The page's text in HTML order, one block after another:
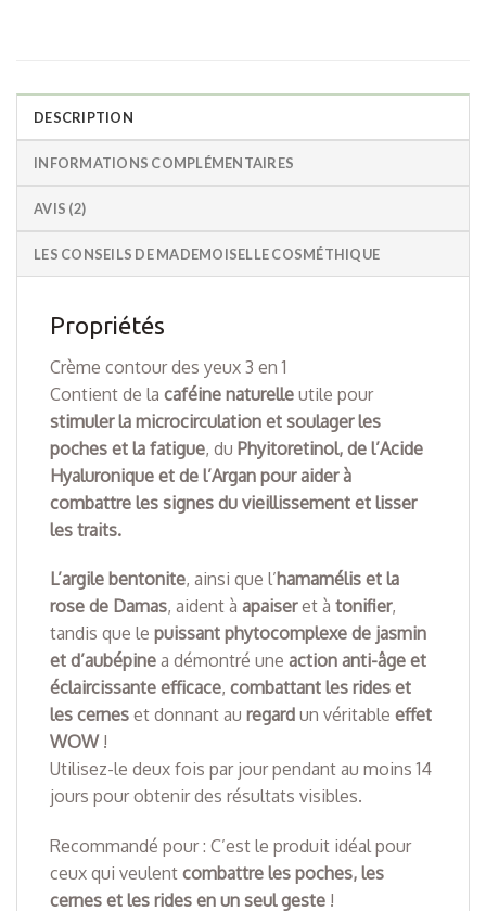
DESCRIPTION
INFORMATIONS COMPLÉMENTAIRES
AVIS (2)
LES CONSEILS DE MADEMOISELLE COSMÉTHIQUE
Propriétés
Crème contour des yeux 3 en 1
Contient de la caféine naturelle utile pour
stimuler la microcirculation et soulager les
poches et la fatigue, du Phyitoretinol, de l’Acide
Hyaluronique et de l’Argan pour aider à
combattre les signes du vieillissement et lisser
les traits.
L’argile bentonite, ainsi que l’hamamélis et la
rose de Damas, aident à apaiseret à tonifier,
tandis que le puissant phytocomplexe de jasmin
et d’aubépine a démontré une action anti-âge et
éclaircissante efficace, combattant les rides et
les cernes et donnant au regard un véritable effet
WOW!
Utilisez-le deux fois par jour pendant au moins 14
jours pour obtenir des résultats visibles.
Recommandé pour : C’est le produit idéal pour
ceux qui veulent combattre les poches, les
cernes et les rides en un seul geste !